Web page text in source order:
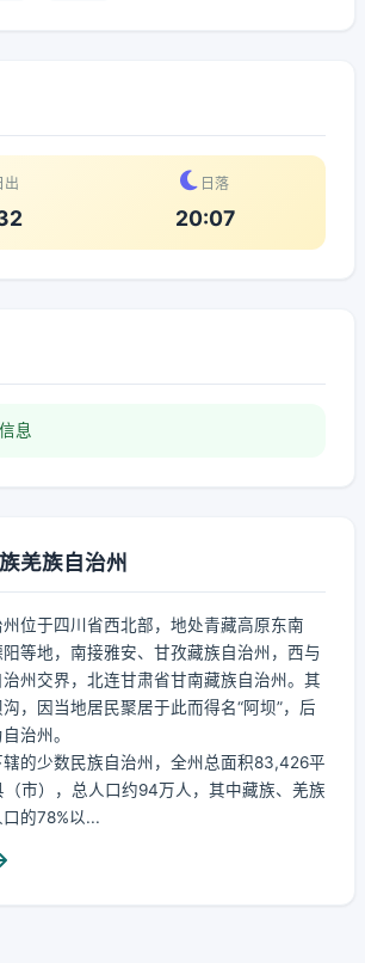
日落
20:07
息
羌族自治州
位于四川省西北部，地处青藏高原东南
等地，南接雅安、甘孜藏族自治州，西与
州交界，北连甘肃省甘南藏族自治州。其
，因当地居民聚居于此而得名“阿坝”，后
治州。
辖的少数民族自治州，全州总面积83,426平
（市），总人口约94万人，其中藏族、羌族
的78%以...